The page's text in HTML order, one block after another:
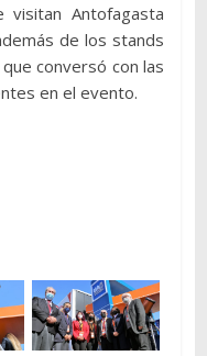
Antofagasta
de los stands
conversó con las
en el evento.